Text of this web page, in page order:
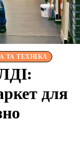
ТА ТЕХНІКА
для